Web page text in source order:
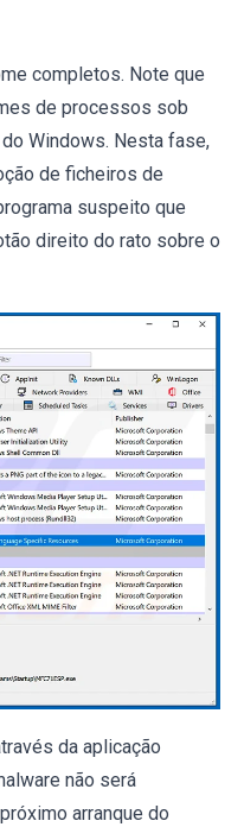
completos. Note que
de processos sob
Windows. Nesta fase,
de ficheiros de
suspeito que
direito do rato sobre o
da aplicação
não será
arranque do